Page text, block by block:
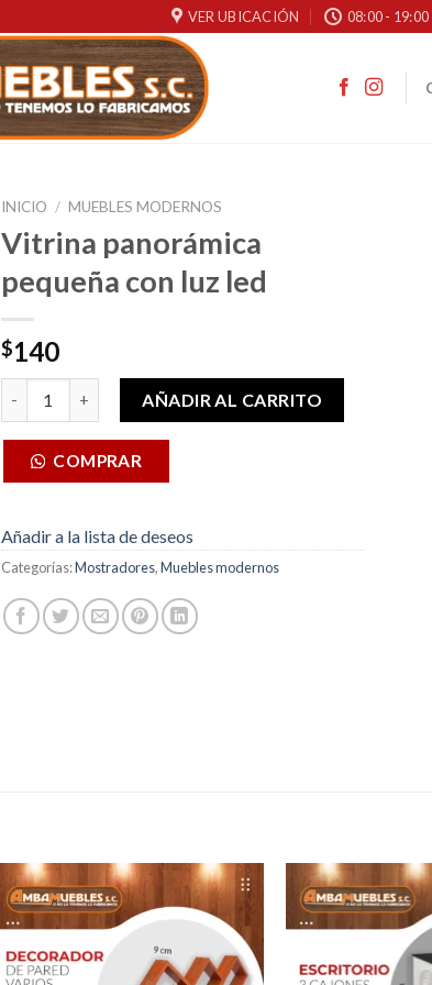
VER UBICACIÓN 08:00 - 19:00
INICIO / MUEBLES MODERNOS
Vitrina panorámica
pequeña con luz led
$140
Vitrina panorámica pequeña con luz led cantidad
AÑADIR AL CARRITO
COMPRAR
Añadir a la lista de deseos
Categorías:Mostradores,Muebles modernos
Añadir
a la
lista de
deseos